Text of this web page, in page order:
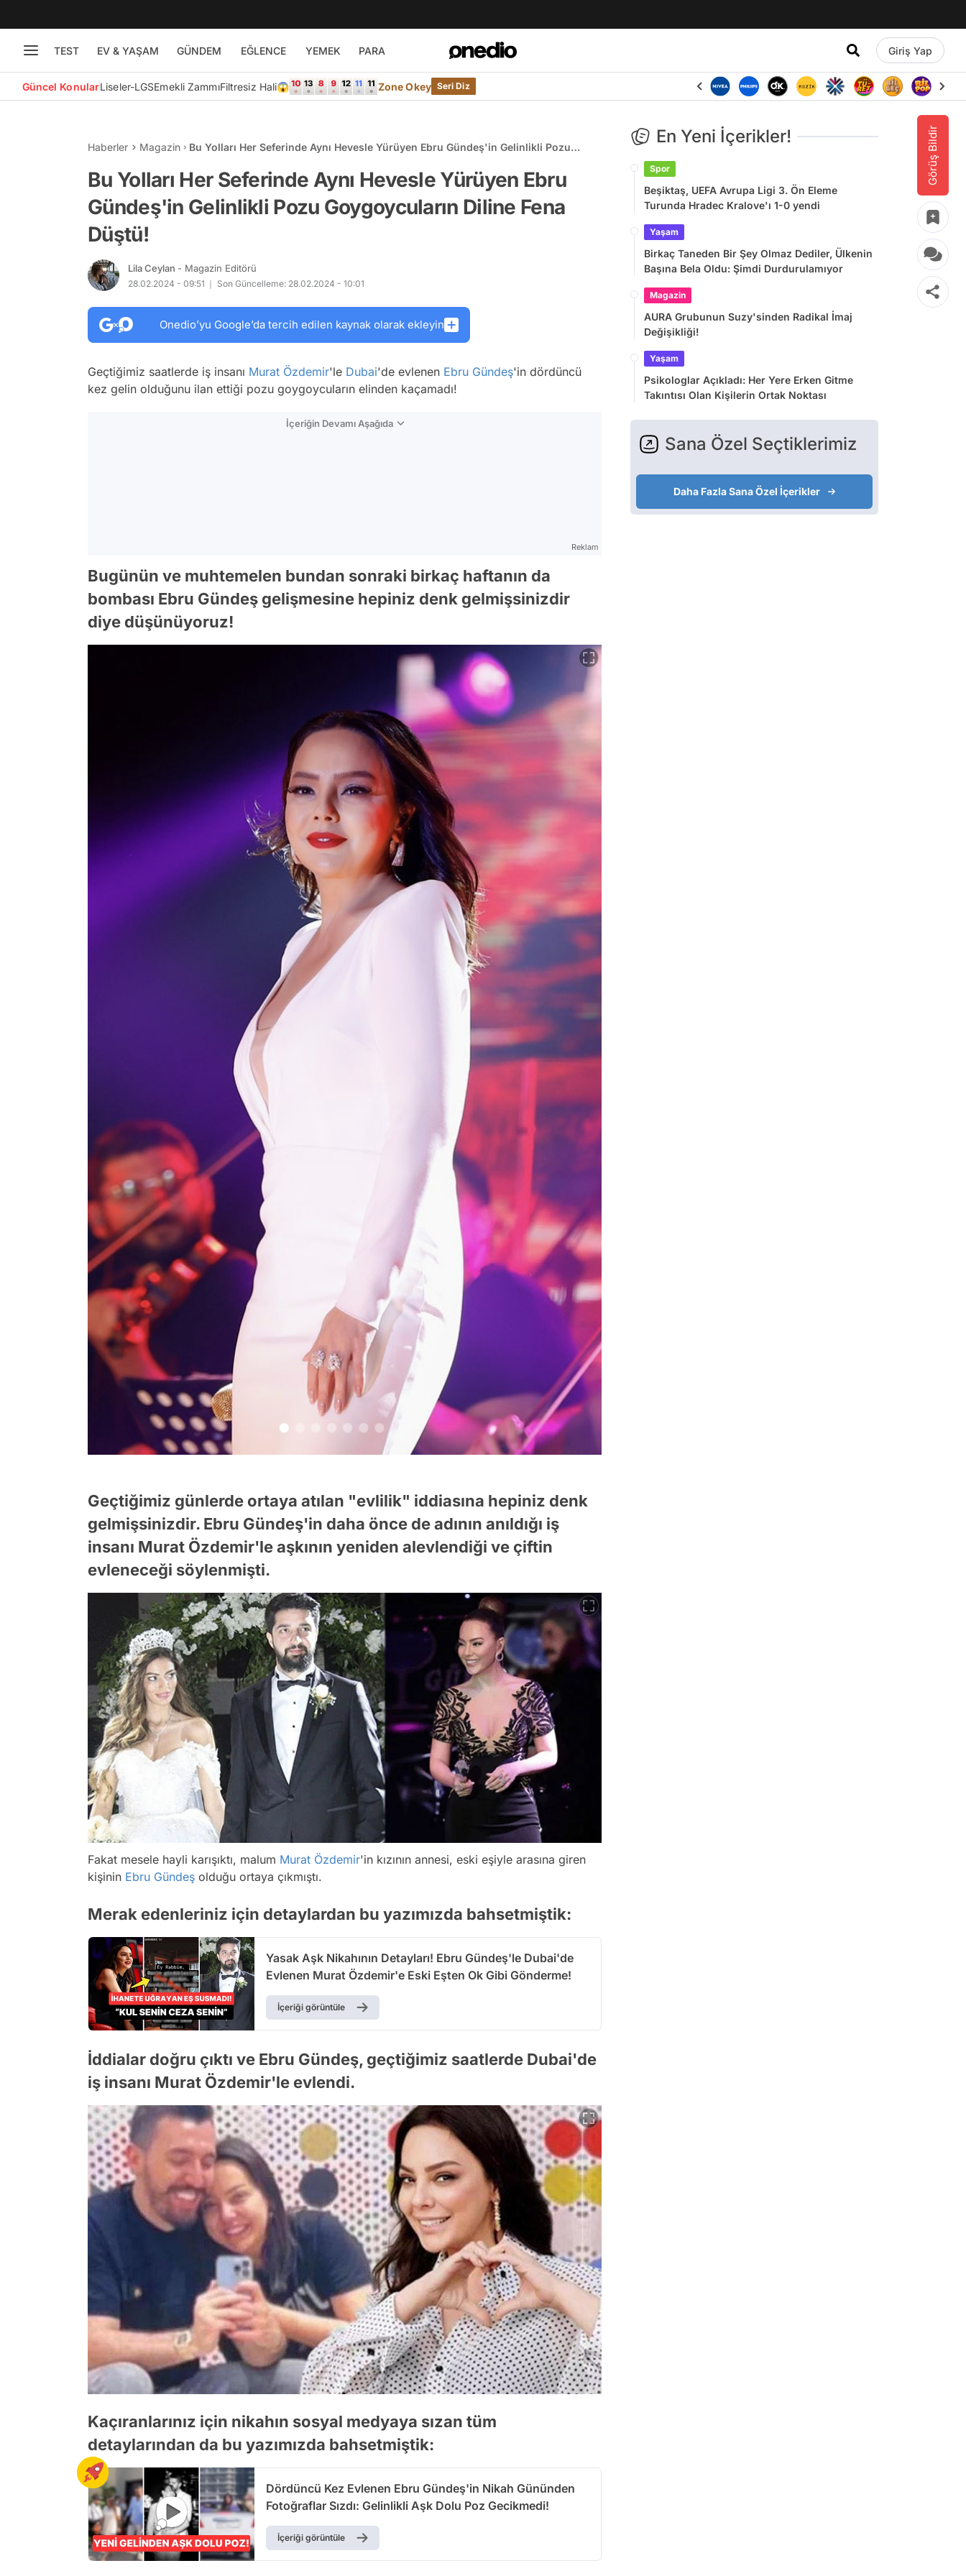
TEST EV & YAŞAM GÜNDEM EĞLENCE YEMEK PARA Giriş Yap
Güncel KonularLiseler-LGSEmekli ZammıFiltresiz Hali😱 Zone Okey Seri Diz
Görüş Bildir
Haberler Magazin
Bu Yolları Her Seferinde Aynı Hevesle Yürüyen Ebru Gündeş'in Gelinlikli Pozu
Bu Yolları Her Seferinde Aynı Hevesle Yürüyen Ebru
Gündeş'in Gelinlikli Pozu Goygoycuların Diline Fena
Düştü!
Lila Ceylan - Magazin Editörü
28.02.2024 - 09:51 Son Güncelleme: 28.02.2024 - 10:01
Onedio’yu Google’da tercih edilen kaynak olarak ekleyin
Geçtiğimiz saatlerde iş insanı Murat Özdemir'le Dubai'de evlenen Ebru Gündeş'in dördüncü
kez gelin olduğunu ilan ettiği pozu goygoycuların elinden kaçamadı!
İçeriğin Devamı Aşağıda
Reklam
Bugünün ve muhtemelen bundan sonraki birkaç haftanın da
bombası Ebru Gündeş gelişmesine hepiniz denk gelmişsinizdir
diye düşünüyoruz!
Geçtiğimiz günlerde ortaya atılan "evlilik" iddiasına hepiniz denk
gelmişsinizdir. Ebru Gündeş'in daha önce de adının anıldığı iş
insanı Murat Özdemir'le aşkının yeniden alevlendiği ve çiftin
evleneceği söylenmişti.
Fakat mesele hayli karışıktı, malum Murat Özdemir'in kızının annesi, eski eşiyle arasına giren
kişinin Ebru Gündeş olduğu ortaya çıkmıştı.
Merak edenleriniz için detaylardan bu yazımızda bahsetmiştik:
Yasak Aşk Nikahının Detayları! Ebru Gündeş'le Dubai'de
Evlenen Murat Özdemir'e Eski Eşten Ok Gibi Gönderme!
İçeriği görüntüle
İddialar doğru çıktı ve Ebru Gündeş, geçtiğimiz saatlerde Dubai'de
iş insanı Murat Özdemir'le evlendi.
Kaçıranlarınız için nikahın sosyal medyaya sızan tüm
detaylarından da bu yazımızda bahsetmiştik:
Dördüncü Kez Evlenen Ebru Gündeş'in Nikah Gününden
Fotoğraflar Sızdı: Gelinlikli Aşk Dolu Poz Gecikmedi!
İçeriği görüntüle
En Yeni İçerikler!
Spor
Beşiktaş, UEFA Avrupa Ligi 3. Ön Eleme
Turunda Hradec Kralove'ı 1-0 yendi
Yaşam
Birkaç Taneden Bir Şey Olmaz Dediler, Ülkenin
Başına Bela Oldu: Şimdi Durdurulamıyor
Magazin
AURA Grubunun Suzy'sinden Radikal İmaj
Değişikliği!
Yaşam
Psikologlar Açıkladı: Her Yere Erken Gitme
Takıntısı Olan Kişilerin Ortak Noktası
Sana Özel Seçtiklerimiz
Daha Fazla Sana Özel İçerikler